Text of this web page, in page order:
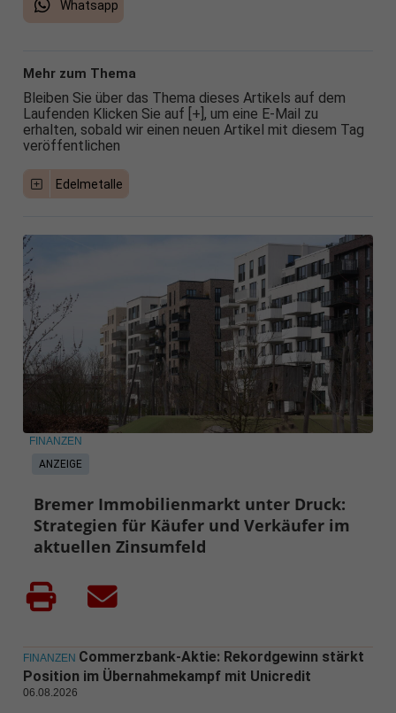
Whatsapp
Mehr zum Thema
Bleiben Sie über das Thema dieses Artikels auf dem
Laufenden Klicken Sie auf [+], um eine E-Mail zu
erhalten, sobald wir einen neuen Artikel mit diesem Tag
veröffentlichen
Edelmetalle
ANZEIGE
FINANZEN
Bremer Immobilienmarkt unter Druck:
Strategien für Käufer und Verkäufer im
aktuellen Zinsumfeld
FINANZEN Commerzbank-Aktie: Rekordgewinn stärkt
Position im Übernahmekampf mit Unicredit
06.08.2026